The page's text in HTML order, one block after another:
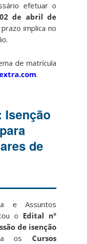
efetuar o
02 de abril de
implica no
de matrícula
.
Isenção
de
e Assuntos
o Edital nº
de isenção
os Cursos